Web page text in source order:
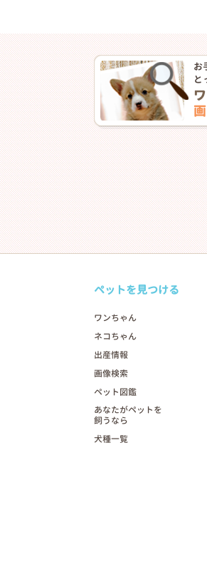
ペットを見つける
ワンちゃん
ネコちゃん
出産情報
画像検索
ペット図鑑
あなたがペットを
飼うなら
犬種一覧